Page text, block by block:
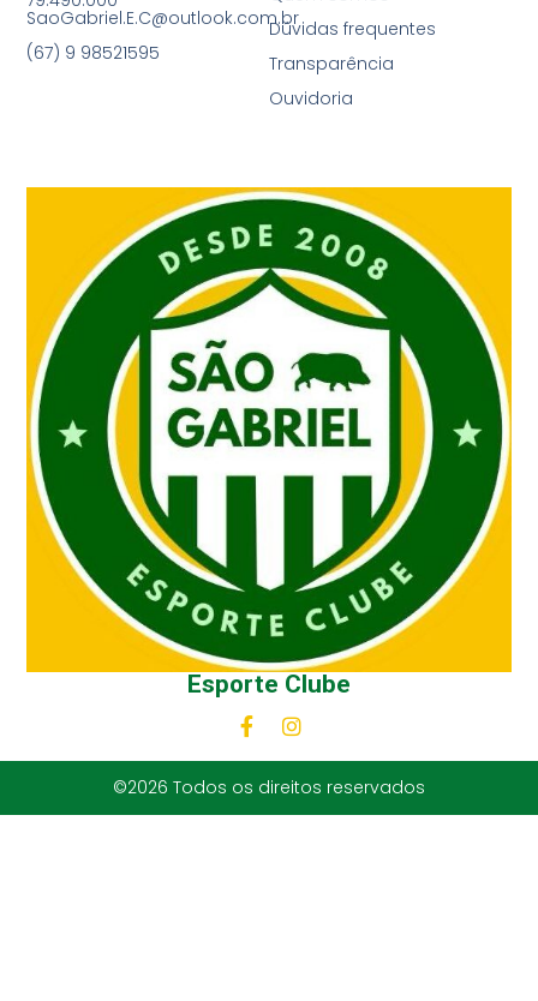
Esporte Clube
Dúvidas frequentes
Transparência
Ouvidoria
SaoGabriel.E.C@outlook.com.br
(67) 9 98521595
©2026 Todos os direitos reservados